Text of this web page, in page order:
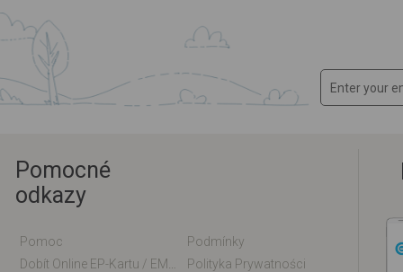
Pomocné
odkazy
Pomoc
Podmínky
Polityka Prywatności